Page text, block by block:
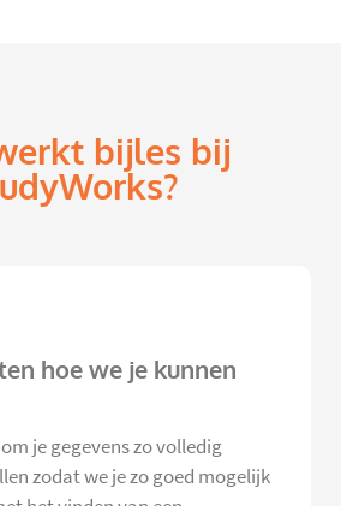
bijles bij
hoe we je kunnen
je gegevens zo volledig
zodat we je zo goed mogelijk